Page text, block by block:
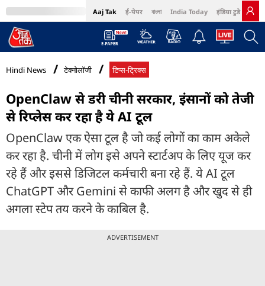
Aaj Tak ई-पेपर বাংলা India Today इंडिया टुडे हिंदी
MumbaiTak Cosmopolitan Harper's Bazaar Northeast
Hindi News टेक्नोलॉजी टिप्स-ट्रिक्स
OpenClaw से डरी चीनी सरकार, इंसानों को तेजी
से रिप्लेस कर रहा है ये AI टूल
OpenClaw एक ऐसा टूल है जो कई लोगों का काम अकेले
कर रहा है. चीनी में लोग इसे अपने स्टार्टअप के लिए यूज कर
रहे हैं और इससे डिजिटल कर्मचारी बना रहे हैं. ये AI टूल
ChatGPT और Gemini से काफी अलग है और खुद से ही
अगला स्टेप तय करने के काबिल है.
ADVERTISEMENT